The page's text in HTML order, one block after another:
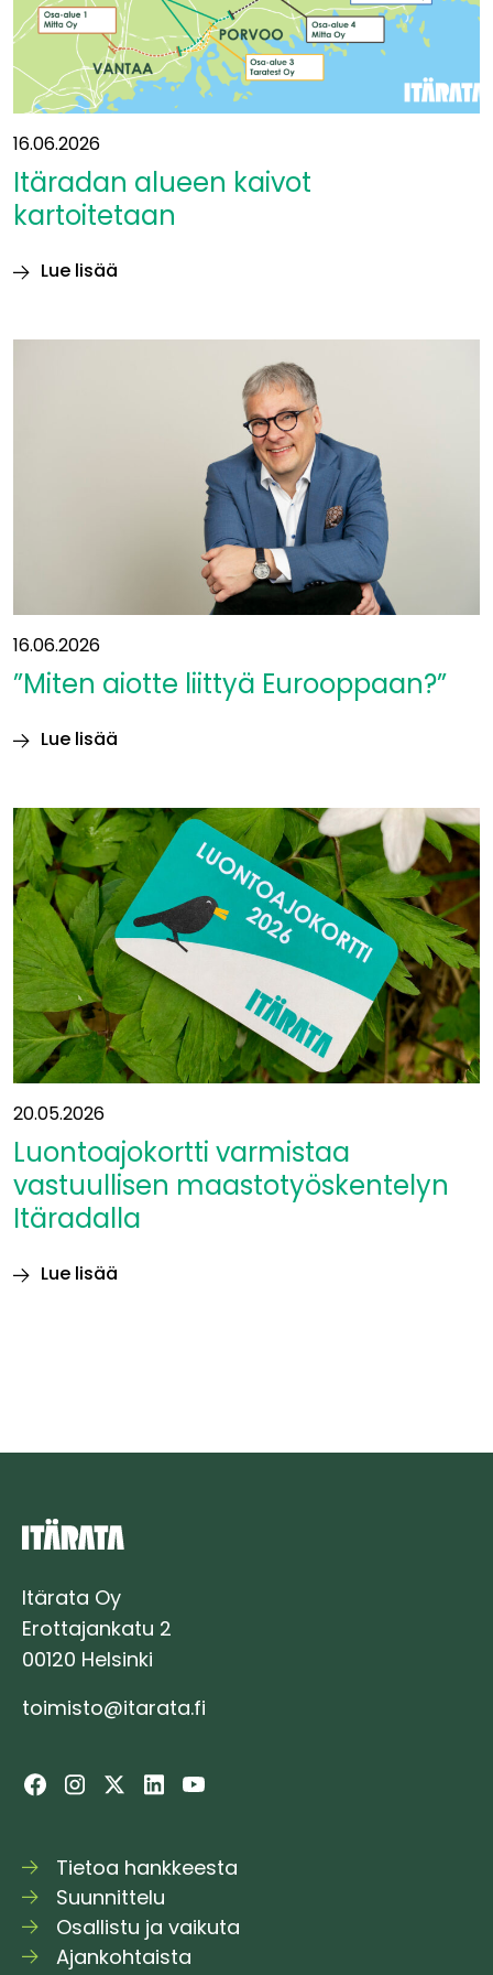
16.06.2026
Itäradan alueen kaivot
kartoitetaan
Lue lisää
16.06.2026
”Miten aiotte liittyä Eurooppaan?”
Lue lisää
liittyä
Eurooppaan?”
20.05.2026
Luontoajokortti varmistaa
vastuullisen maastotyöskentelyn
Itäradalla
Lue lisää
Itärata Oy
Erottajankatu 2
00120 Helsinki
toimisto@itarata.fi
Tietoa hankkeesta
Suunnittelu
Osallistu ja vaikuta
Ajankohtaista